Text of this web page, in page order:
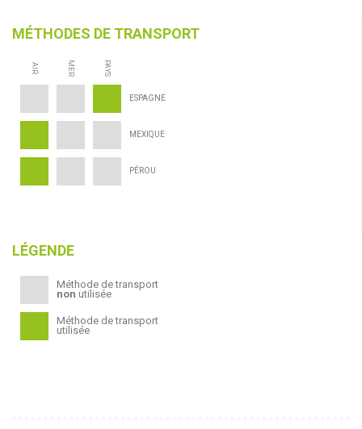
MÉTHODES DE TRANSPORT
AIR MER PAYS
ESPAGNE
MEXIQUE
PÉROU
LÉGENDE
Méthode de transport
non utilisée
Méthode de transport
utilisée